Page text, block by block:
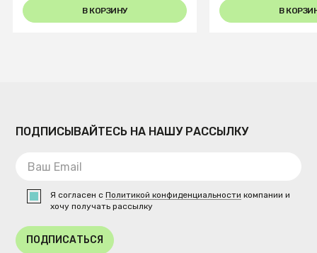
В КОРЗИНУ В
ПОДПИСЫВАЙТЕСЬ НА НАШУ РАССЫЛКУ
Я согласен сПолитикой конфиденциальности компании и
хочу получать рассылку
ПОДПИСАТЬСЯ